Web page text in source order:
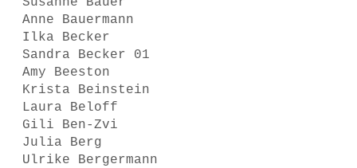
Anne Bauermann
Ilka Becker
Sandra Becker 01
Amy Beeston
Krista Beinstein
Laura Beloff
Gili Ben-Zvi
Julia Berg
Ulrike Bergermann